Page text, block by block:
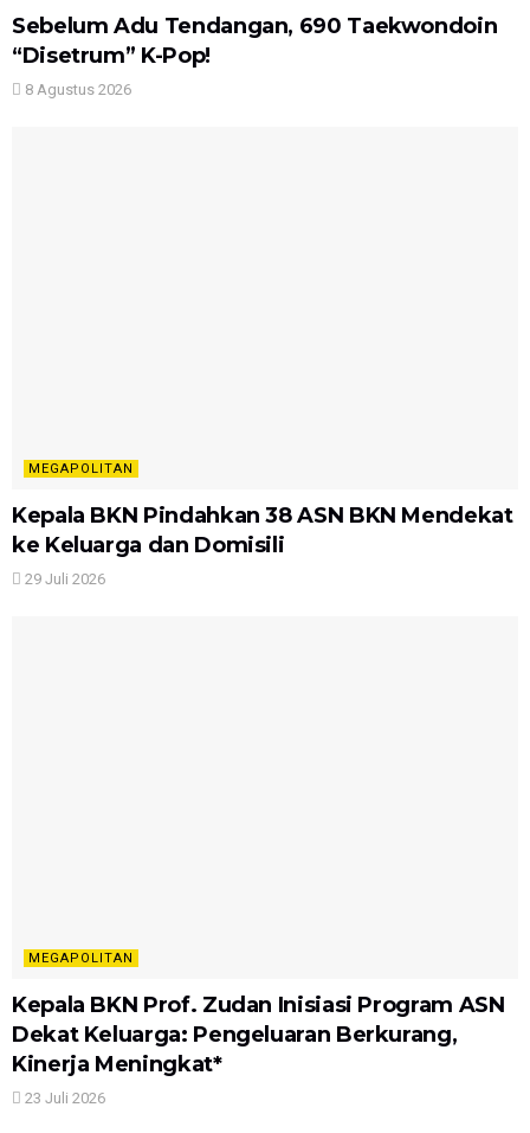
Sebelum Adu Tendangan, 690 Taekwondoin
“Disetrum” K-Pop!
8 Agustus 2026
MEGAPOLITAN
Kepala BKN Pindahkan 38 ASN BKN Mendekat
ke Keluarga dan Domisili
29 Juli 2026
MEGAPOLITAN
Kepala BKN Prof. Zudan Inisiasi Program ASN
Dekat Keluarga: Pengeluaran Berkurang,
Kinerja Meningkat*
23 Juli 2026